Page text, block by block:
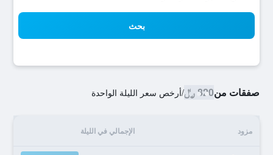
بحث
صفقات من820 ﷼ /أرخص سعر الليلة الواحدة
مزود الإجمالي في الليلة